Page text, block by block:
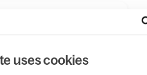
uses cookies
, 커리어 경로를 직접 관리합니다